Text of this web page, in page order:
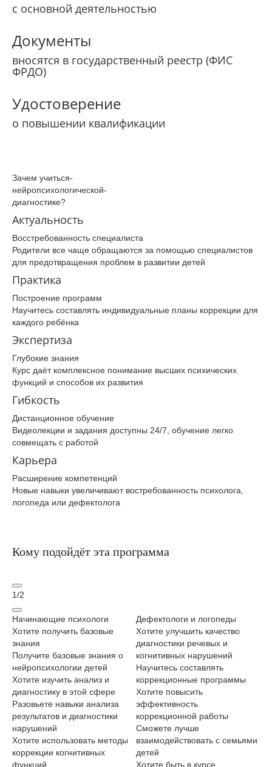
с основной деятельностью
Документы
вносятся в государственный реестр (ФИС
ФРДО)
Удостоверение
о повышении квалификации
Зачем­ учиться­
нейропсихологической­
диагностике­?
Актуальность
Восстребованность специалиста
Родители все чаще обращаются за помощью специалистов
для предотвращения проблем в развитии детей
Практика
Построение программ
Научитесь составлять индивидуальные планы коррекции для
каждого ребёнка
Экспертиза
Глубокие знания
Курс даёт комплексное понимание высших психических
функций и способов их развития
Гибкость
Дистанционное обучение
Видеолекции и задания доступны 24/7, обучение легко
совмещать с работой
Карьера
Расширение компетенций
Новые навыки увеличивают востребованность психолога,
логопеда или дефектолога
Кому подойдёт эта программа
1/2
Начинающие психологи
Хотите получить базовые
знания
Получите базовые знания о
нейропсихологии детей
Хотите изучить анализ и
диагностику в этой сфере
Разовьете навыки анализа
результатов и диагностики
нарушений
Хотите использовать методы
коррекции когнитивных
функций
Дефектологи и логопеды
Хотите улучшить качество
диагностики речевых и
когнитивных нарушений
Научитесь составлять
коррекционные программы
Хотите повысить
эффективность
коррекционной работы
Сможете лучше
взаимодействовать с семьями
детей
Хотите быть в курсе